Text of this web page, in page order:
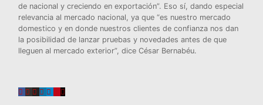
de nacional y creciendo en exportación”. Eso sí, dando especial
relevancia al mercado nacional, ya que “es nuestro mercado
domestico y en donde nuestros clientes de confianza nos dan
la posibilidad de lanzar pruebas y novedades antes de que
lleguen al mercado exterior”, dice César Bernabéu.